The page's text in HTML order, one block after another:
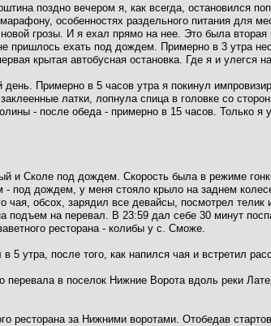
поздно вечером я, как всегда, остановился
особенностях раздельного питания для
грозы. И я ехал прямо на нее. Это была
пришлось ехать под дождем. Примерно в 3 утра
крытая автобусная остановка. Где я и улегся
день. Примерно в 5 часов утра я покинул
латки, лопнула спица в головке со
- после обеда - примерно в 15 часов. Только я
и Сколе под дождем. Скорость была в режиме
- под дождем, у меня стояло крыло на заднем
чая, обсох, зарядил все девайсы, посмотрел
подъем на перевал. В 23:59 дал себе 30 минут
ресторана - колибы у с. Сможе.
5 утра, после того, как напился чая и встретил
перевала в поселок Нижние Ворота вдоль реки
ресторана за Нижними воротами. Отобедав